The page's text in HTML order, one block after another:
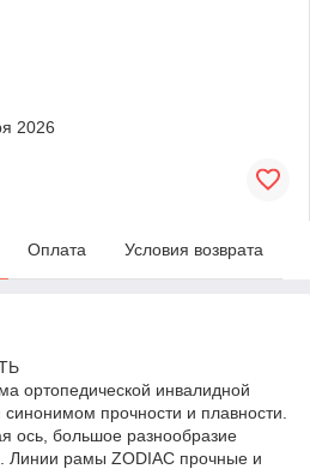
2026
Оплата Условия возврата
ортопедической инвалидной
синонимом прочности и плавности.
ось, большое разнообразие
Линии рамы ZODIAC прочные и